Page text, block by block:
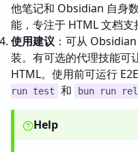
他笔记和 Obsidian 自身
能，专注于 HTML 文档支
使用建议 ：可从
装。有可选的代理技能可
HTML。使用前可运行
run test
和 bun run
Help